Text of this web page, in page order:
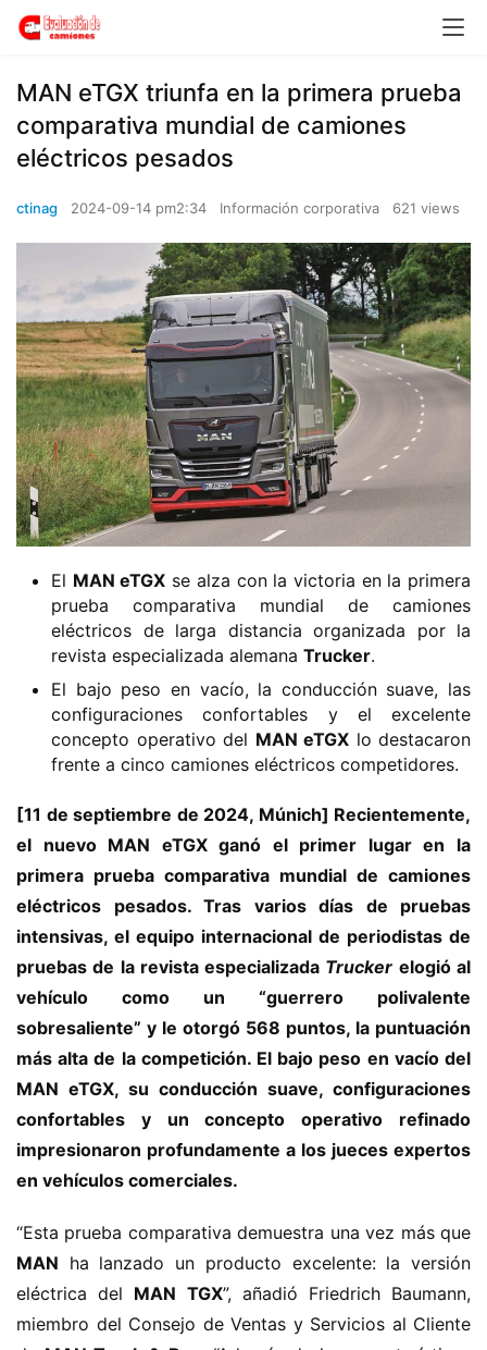
MAN eTGX triunfa en la primera prueba
comparativa mundial de camiones
eléctricos pesados
ctinag 2024-09-14 pm2:34 Información corporativa 621 views
El MAN eTGX se alza con la victoria en la primera
prueba comparativa mundial de camiones
eléctricos de larga distancia organizada por la
revista especializada alemana Trucker.
El bajo peso en vacío, la conducción suave, las
configuraciones confortables y el excelente
concepto operativo del MAN eTGX lo destacaron
frente a cinco camiones eléctricos competidores.
[11 de septiembre de 2024, Múnich] Recientemente,
el nuevo MAN eTGX ganó el primer lugar en la
primera prueba comparativa mundial de camiones
eléctricos pesados. Tras varios días de pruebas
intensivas, el equipo internacional de periodistas de
pruebas de la revista especializada Trucker elogió al
vehículo como un “guerrero polivalente
sobresaliente” y le otorgó 568 puntos, la puntuación
más alta de la competición. El bajo peso en vacío del
MAN eTGX, su conducción suave, configuraciones
confortables y un concepto operativo refinado
impresionaron profundamente a los jueces expertos
en vehículos comerciales.
MAN ha lanzado un producto excelente: la versión
eléctrica del MAN TGX”, añadió Friedrich Baumann,
miembro del Consejo de Ventas y Servicios al Cliente